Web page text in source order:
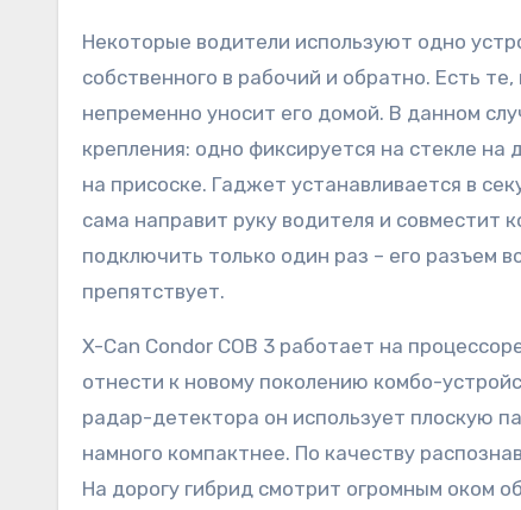
Некоторые водители используют одно
собственного в рабочий и обратно. Есть
непременно уносит его домой. В данном
крепления: одно фиксируется на стекле на
на присоске. Гаджет устанавливается в
сама направит руку водителя и совместит
подключить только один раз – его разъем
препятствует.
X-Can Condor COB 3 работает на
отнести к новому поколению комбо-
радар-детектора он использует плоскую
намного компактнее. По качеству
На дорогу гибрид смотрит огромным оком